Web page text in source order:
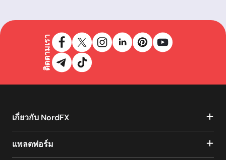
ติดตามเรา
เกี่ยวกับ NordFX
แพลตฟอร์ม